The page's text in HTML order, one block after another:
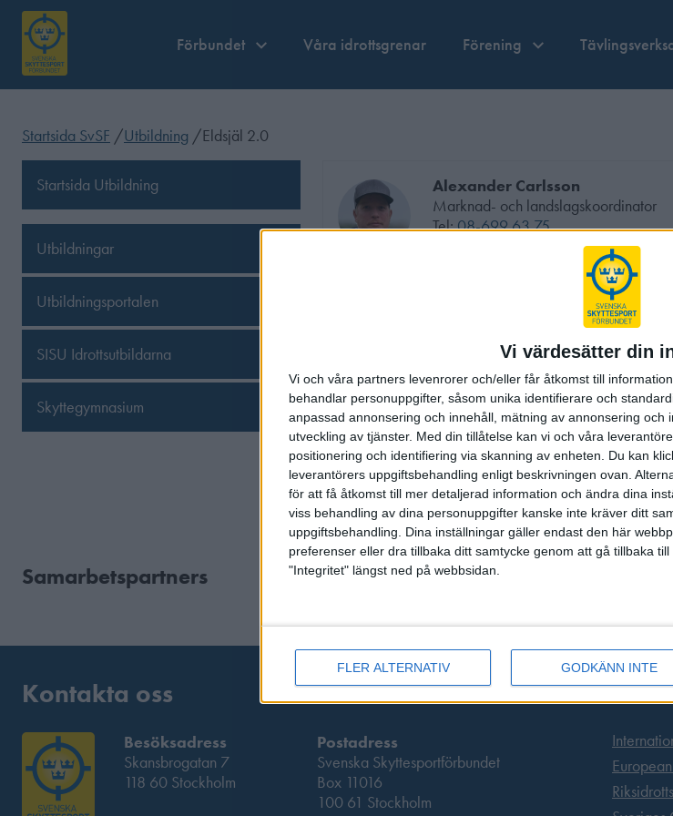
Vi värdesätter din
Vi och våra partners levenrorer och/eller får åtkomst till
behandlar personuppgifter, såsom unika identifierare och
anpassad annonsering och innehåll, mätning av annonsering och
utveckling av tjänster. Med din tillåtelse kan vi och våra
positionering och identifiering via skanning av enheten. Du kan
leverantörers uppgiftsbehandling enligt beskrivningen ovan.
för att få åtkomst till mer detaljerad information och ändra dina
viss behandling av dina personuppgifter kanske inte kräver ditt
uppgiftsbehandling. Dina inställningar gäller endast den här
preferenser eller dra tillbaka ditt samtycke genom att gå tillbaka
"Integritet" längst ned på webbsidan.
FLER ALTERNATIV GODKÄNN INTE
Förbundet Våra idrottsgrenar Förening
Startsida SvSF /Utbildning /Eldsjäl 2.0
Startsida Utbildning
Utbildningar
Utbildningsportalen
SISU Idrottsutbildarna
Skyttegymnasium
Alexander Carlsson
Tel:08-699 63 75
Marknad- och landslagskoordinator
alexander.carlsson@skyttesport.se
Alexander Carlsson
Print
Samarbetspartners
Kontakta oss
Besöksadress
Skansbrogatan 7
118 60 Stockholm
Postadress
Svenska Skyttesportförbundet
Box 11016
100 61 Stockholm